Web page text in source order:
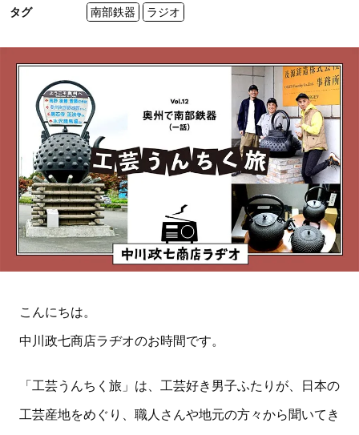
タグ 南部鉄器 ラジオ
こんにちは。
中川政七商店ラヂオのお時間です。
「工芸うんちく旅」は、工芸好き男子ふたりが、日本の
工芸産地をめぐり、職人さんや地元の方々から聞いてき